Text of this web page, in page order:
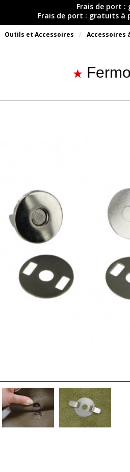
Frais de port
Frais de port : gratuits à
Outils et Accessoires Accessoires